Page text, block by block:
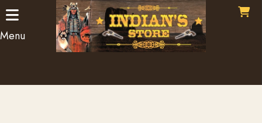
Menu
Panneau de gestion des cookies